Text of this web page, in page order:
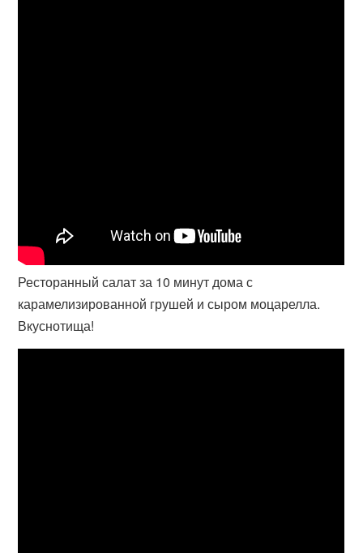
Ресторанный салат за 10 минут дома с
карамелизированной грушей и сыром моцарелла.
Вкуснотища!